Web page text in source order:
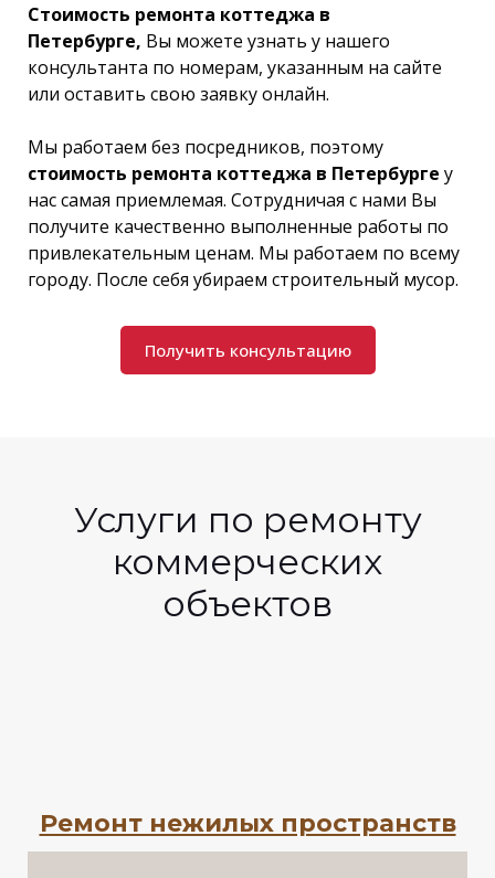
Стоимость ремонта коттеджа в
Петербурге, Вы можете узнать у нашего
консультанта по номерам, указанным на сайте
или оставить свою заявку онлайн.
Мы работаем без посредников, поэтому
стоимость ремонта коттеджа в Петербурге у
нас самая приемлемая. Сотрудничая с нами Вы
получите качественно выполненные работы по
привлекательным ценам. Мы работаем по всему
городу. После себя убираем строительный мусор.
Получить консультацию
Услуги по ремонту
коммерческих
объектов
Ремонт нежилых пространств